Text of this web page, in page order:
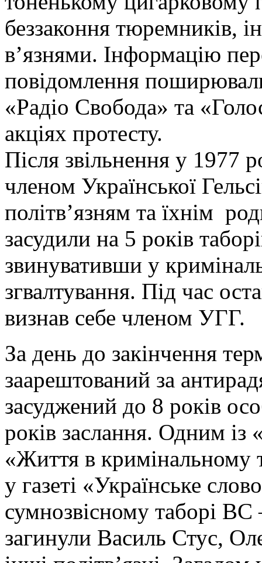
беззаконня тюремників,
в’язнями. Інформацію
повідомлення
«Радіо Свобода» та
акціях протесту.
Після звільнення у 1977
членом Української
політв’язням та їхнім
засудили на 5 років
звинувативши у
згвалтування. Під час
визнав себе членом УГГ.
За день до закінчення
заарештований за
засуджений до 8 років
років заслання. Одним із
«Життя в кримінальному
у газеті «Українське
сумнозвісному таборі
загинули Василь Стус,